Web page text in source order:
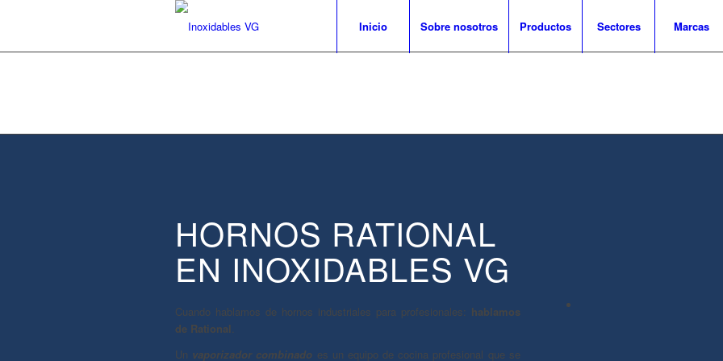
Inicio Sobre nosotros Productos Sectores Marcas
HORNOS RATIONAL
EN INOXIDABLES VG
Cuando hablamos de hornos industriales para profesionales: hablamos
de Rational.
Un vaporizador combinado es un equipo de cocina profesional que se